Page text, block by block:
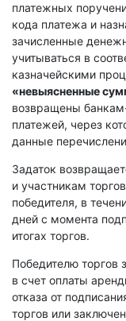
платежных
кода платежа и
зачисленные
учитываться в
казначейскими
«невыясненные
возвращены
платежей, через
данные
Задаток
и участникам
победителя, в
дней с момента
итогах торгов.
Победителю торгов
в счет оплаты
отказа от
торгов или